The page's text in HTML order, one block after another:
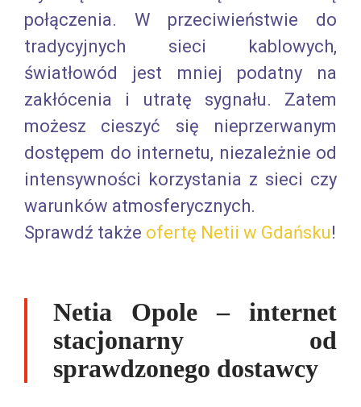
połączenia. W przeciwieństwie do
tradycyjnych sieci kablowych,
światłowód jest mniej podatny na
zakłócenia i utratę sygnału. Zatem
możesz cieszyć się nieprzerwanym
dostępem do internetu, niezależnie od
intensywności korzystania z sieci czy
warunków atmosferycznych.
Sprawdź także ofertę Netii w Gdańsku!
Netia Opole – internet
stacjonarny od
sprawdzonego dostawcy